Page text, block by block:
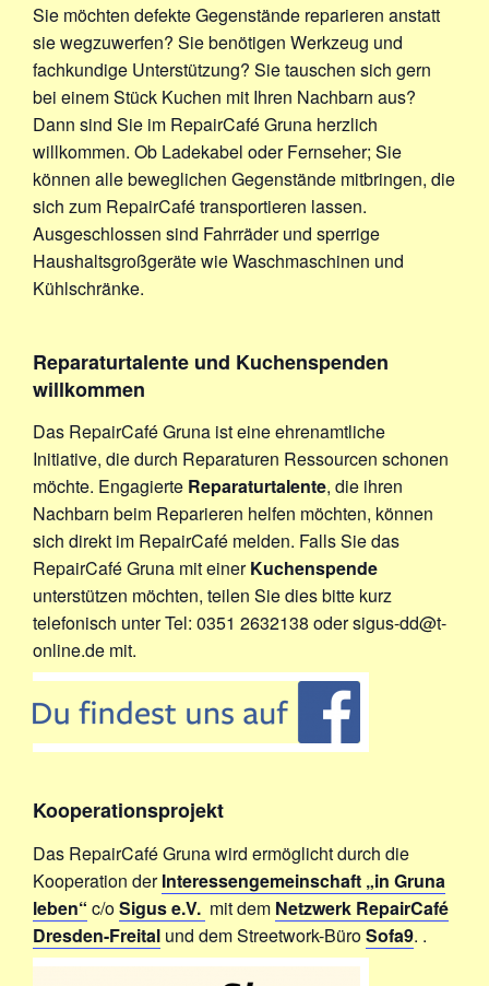
Sie möchten defekte Gegenstände reparieren anstatt
sie wegzuwerfen? Sie benötigen Werkzeug und
fachkundige Unterstützung? Sie tauschen sich gern
bei einem Stück Kuchen mit Ihren Nachbarn aus?
Dann sind Sie im RepairCafé Gruna herzlich
willkommen. Ob Ladekabel oder Fernseher; Sie
können alle beweglichen Gegenstände mitbringen, die
sich zum RepairCafé transportieren lassen.
Ausgeschlossen sind Fahrräder und sperrige
Haushaltsgroßgeräte wie Waschmaschinen und
Kühlschränke.
Reparaturtalente und Kuchenspenden
willkommen
Das RepairCafé Gruna ist eine ehrenamtliche
Initiative, die durch Reparaturen Ressourcen schonen
möchte. Engagierte Reparaturtalente, die ihren
Nachbarn beim Reparieren helfen möchten, können
sich direkt im RepairCafé melden. Falls Sie das
RepairCafé Gruna mit einerKuchenspende
unterstützen möchten, teilen Sie dies bitte kurz
telefonisch unter Tel: 0351 2632138 oder sigus-dd@t-
online.de mit.
Kooperationsprojekt
Das RepairCafé Gruna wird ermöglicht durch die
Kooperation derInteressengemeinschaft „in Gruna
leben“ c/oSigus e.V. mit dem Netzwerk RepairCafé
Dresden-Freital und dem Streetwork-BüroSofa9. .